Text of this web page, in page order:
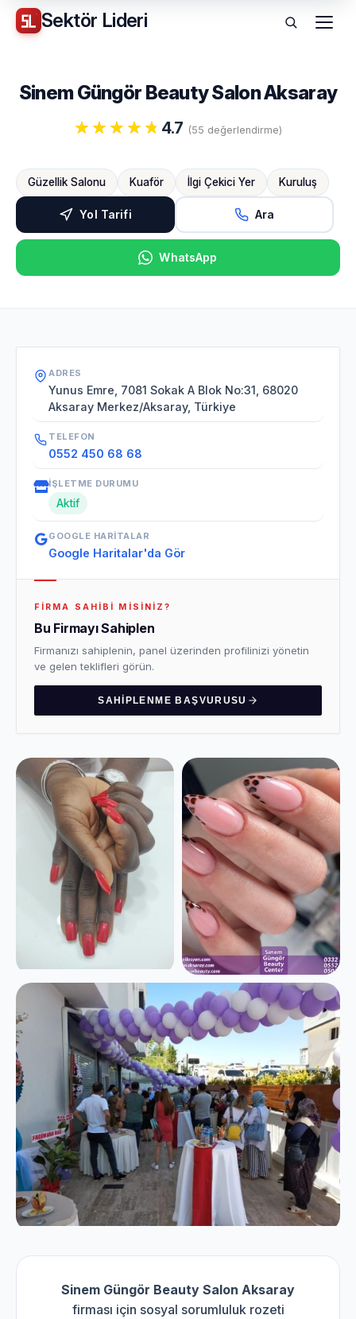
Sektör Lideri Menü
Sinem Güngör Beauty Salon Aksaray
4.7 (55 değerlendirme)
Güzellik Salonu Kuaför İlgi Çekici Yer Kuruluş
Yol Tarifi Ara
WhatsApp
Sinem Güngör Beauty Salon Aksaray
firması için sosyal sorumluluk rozeti
ADRES
Yunus Emre, 7081 Sokak A Blok No:31, 68020
Aksaray Merkez/Aksaray, Türkiye
TELEFON
0552 450 68 68
İŞLETME DURUMU
Aktif
GOOGLE HARITALAR
Google Haritalar'da Gör
FIRMA SAHIBI MISINIZ?
Bu Firmayı Sahiplen
Firmanızı sahiplenin, panel üzerinden profilinizi yönetin
ve gelen teklifleri görün.
SAHIPLENME BAŞVURUSU